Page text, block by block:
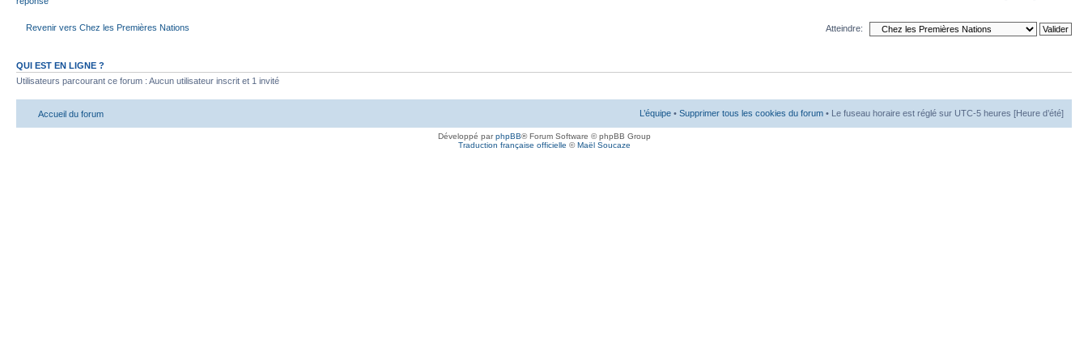
Revenir vers Chez les Premières Nations Atteindre:
QUI EST EN LIGNE ?
Utilisateurs parcourant ce forum : Aucun utilisateur inscrit et 1 invité
Accueil du forum L’équipe • Supprimer tous les cookies du forum • Le fuseau horaire est réglé sur UTC-5 heures [Heure d’été]
Développé parphpBB® Forum Software © phpBB Group
Traduction française officielle ©Maël Soucaze